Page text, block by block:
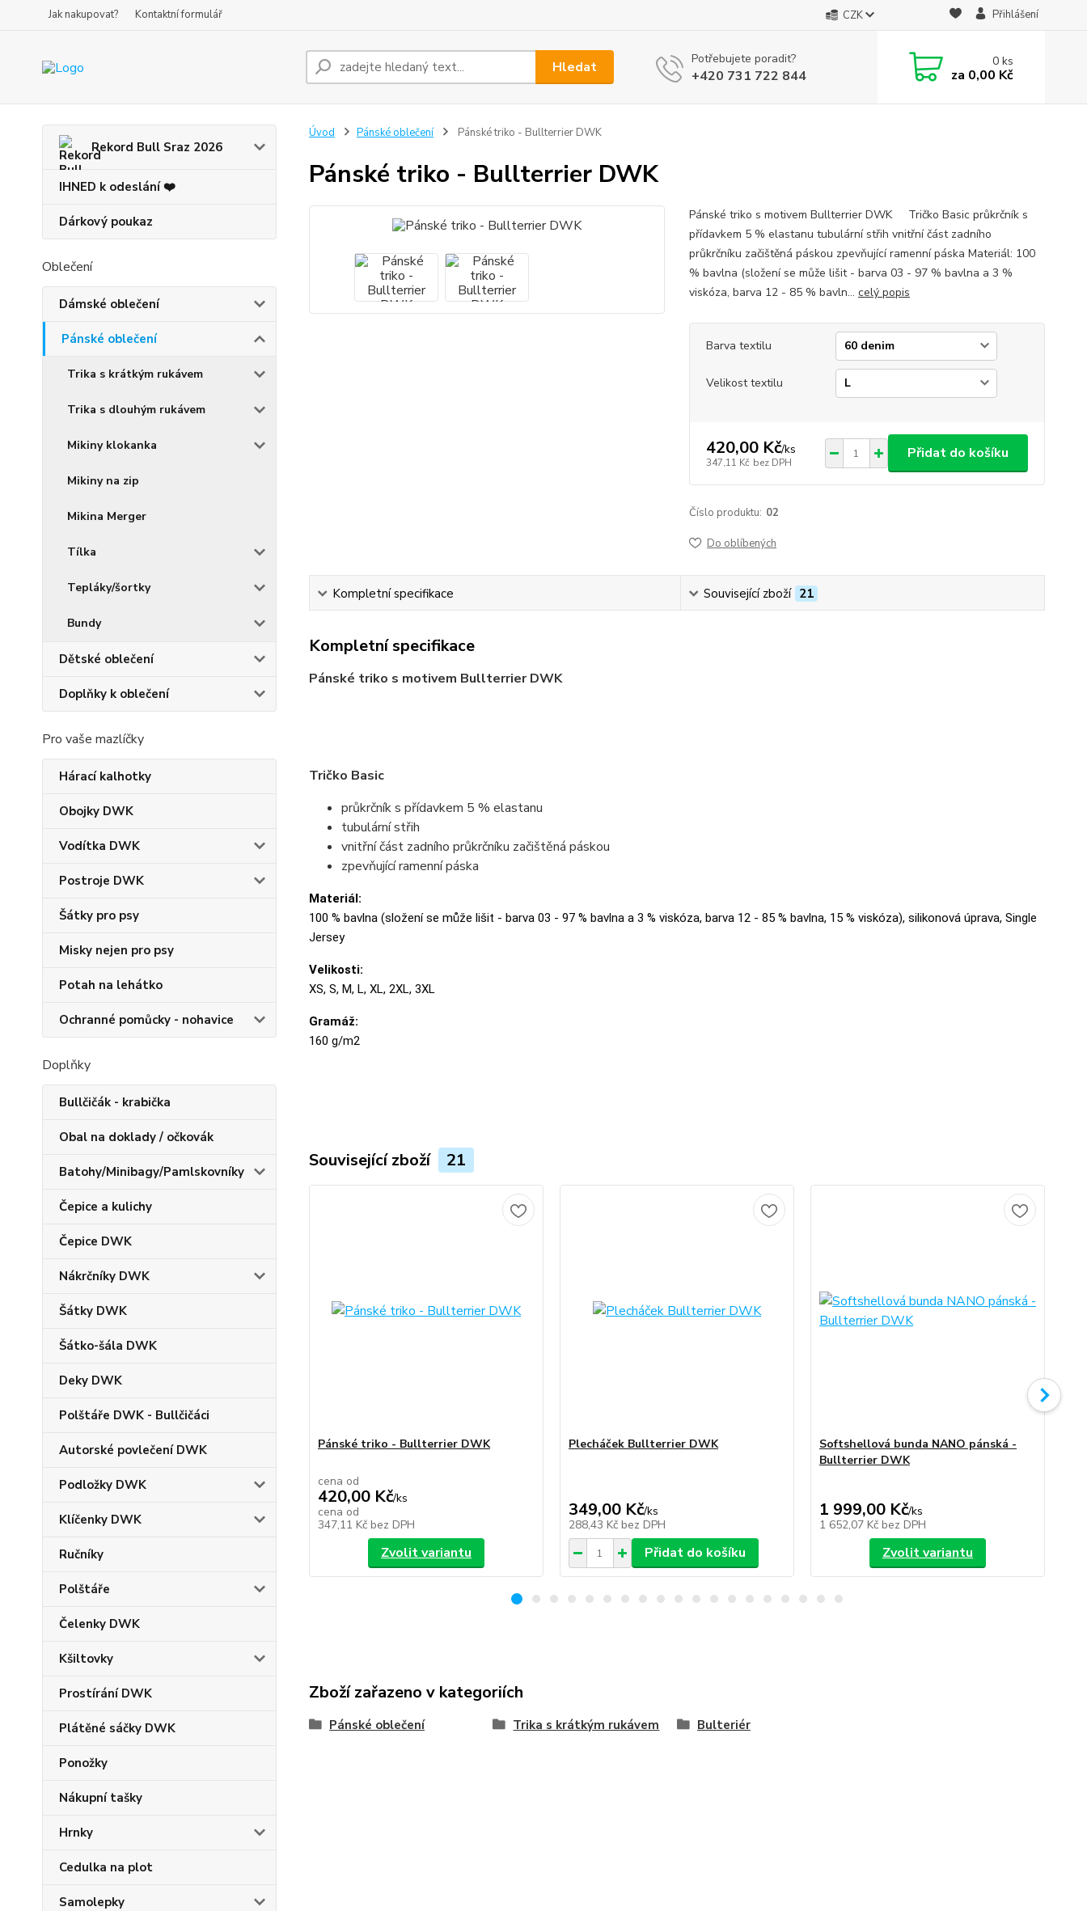
Jak nakupovat? Kontaktní formulář CZK Přihlášení
Hledat Potřebujete poradit?
+420 731 722 844
0ks
za 0,00 Kč
Rekord Bull Sraz 2026
IHNED k odeslání ❤️
Dárkový poukaz
Oblečení
Dámské oblečení
Pánské oblečení
Trika s krátkým rukávem
Trika s dlouhým rukávem
Mikiny klokanka
Mikiny na zip
Mikina Merger
Tílka
Tepláky/šortky
Bundy
Dětské oblečení
Doplňky k oblečení
Pro vaše mazlíčky
Hárací kalhotky
Obojky DWK
Vodítka DWK
Postroje DWK
Šátky pro psy
Misky nejen pro psy
Potah na lehátko
Ochranné pomůcky - nohavice
Doplňky
Bullčičák - krabička
Obal na doklady / očkovák
Batohy/Minibagy/Pamlskovníky
Čepice a kulichy
Čepice DWK
Nákrčníky DWK
Šátky DWK
Šátko-šála DWK
Deky DWK
Polštáře DWK - Bullčičáci
Autorské povlečení DWK
Podložky DWK
Klíčenky DWK
Ručníky
Polštáře
Čelenky DWK
Kšiltovky
Prostírání DWK
Plátěné sáčky DWK
Ponožky
Nákupní tašky
Hrnky
Cedulka na plot
Samolepky
Úvod Pánské oblečení Pánské triko - Bullterrier DWK
Pánské triko - Bullterrier DWK
Pánské triko s motivem Bullterrier DWK Tričko Basic průkrčník s
přídavkem 5 % elastanu tubulární střih vnitřní část zadního
průkrčníku začištěná páskou zpevňující ramenní páska Materiál: 100
% bavlna (složení se může lišit - barva 03 - 97 % bavlna a 3 %
viskóza, barva 12 - 85 % bavln... celý popis
Barva textilu
Velikost textilu
420,00 Kč/ks
347,11 Kč bez DPH
Přidat do košíku
Číslo produktu: 02
Do oblíbených
Kompletní specifikace Související zboží 21
Kompletní specifikace
Pánské triko s motivem Bullterrier DWK
Tričko Basic
průkrčník s přídavkem 5 % elastanu
tubulární střih
vnitřní část zadního průkrčníku začištěná páskou
zpevňující ramenní páska
Materiál:
100 % bavlna (složení se může lišit - barva 03 - 97 % bavlna a 3 % viskóza, barva 12 - 85 % bavlna, 15 % viskóza), silikonová úprava, Single
Jersey
Velikosti:
XS, S, M, L, XL, 2XL, 3XL
Gramáž:
160 g/m2
Související zboží 21
Pánské triko - Bullterrier DWK
cena od
420,00 Kč/ks
cena od
347,11 Kč bez DPH
Zvolit variantu
Plecháček Bullterrier DWK
349,00 Kč/ks
288,43 Kč bez DPH
Přidat do košíku
Softshellová bunda NANO pánská -
Bullterrier DWK
1 999,00 Kč/ks
1 652,07 Kč bez DPH
Zvolit variantu
Zboží zařazeno v kategoriích
Pánské oblečení Trika s krátkým rukávem Bulteriér